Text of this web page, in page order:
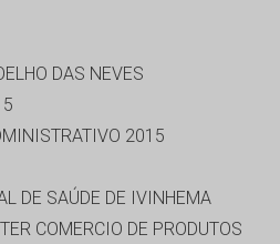
DAS NEVES
2015
DE SAÚDE DE IVINHEMA
COMERCIO DE PRODUTOS